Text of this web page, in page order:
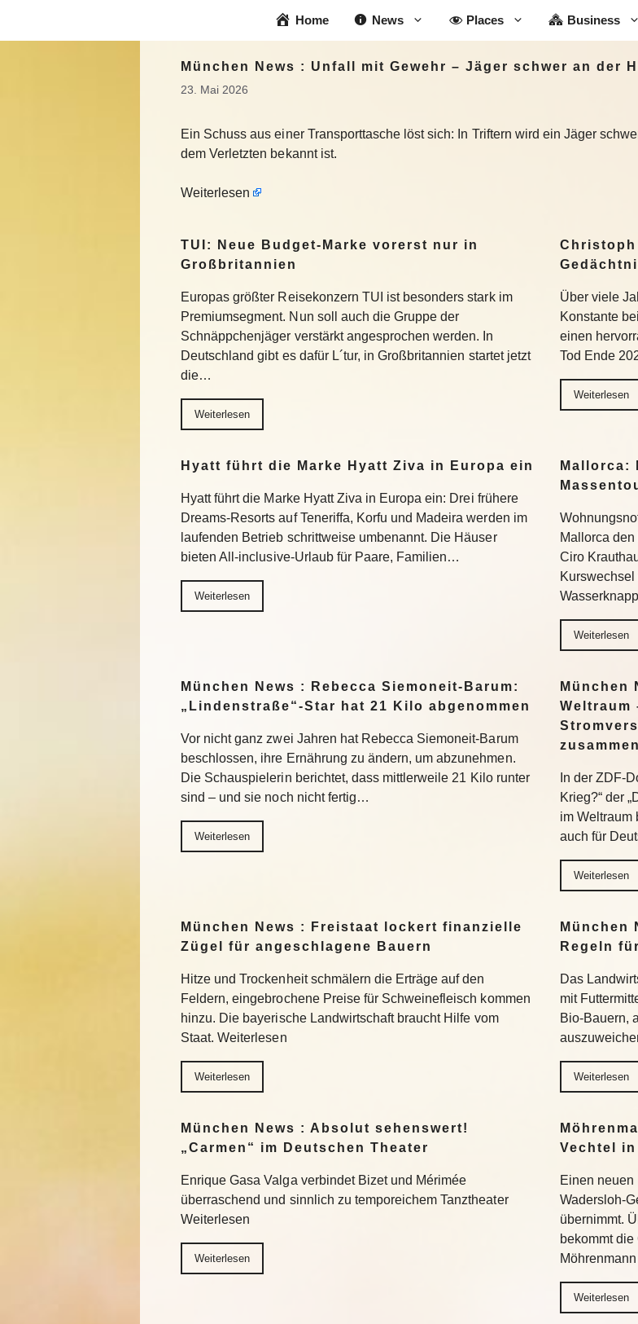
Home News Places Business
München News : Unfall mit Gewehr – Jäger schwer an der
23. Mai 2026
Ein Schuss aus einer Transporttasche löst sich: In Triftern wird ein Jäger
dem Verletzten bekannt ist.
Weiterlesen
TUI: Neue Budget-Marke vorerst nur in
Großbritannien
Europas größter Reisekonzern TUI ist besonders stark im
Premiumsegment. Nun soll auch die Gruppe der
Schnäppchenjäger verstärkt angesprochen werden. In
Deutschland gibt es dafür L´tur, in Großbritannien startet jetzt
die…
Weiterlesen
Über viele
Konstante
einen
Tod Ende
Weiterlesen
Hyatt führt die Marke Hyatt Ziva in Europa ein
Hyatt führt die Marke Hyatt Ziva in Europa ein: Drei frühere
Dreams-Resorts auf Teneriffa, Korfu und Madeira werden im
laufenden Betrieb schrittweise umbenannt. Die Häuser
bieten All-inclusive-Urlaub für Paare, Familien…
Weiterlesen
Mallorca:
Mallorca
Ciro
Weiterlesen
München News : Rebecca Siemoneit-Barum:
„Lindenstraße“-Star hat 21 Kilo abgenommen
Vor nicht ganz zwei Jahren hat Rebecca Siemoneit-Barum
beschlossen, ihre Ernährung zu ändern, um abzunehmen.
Die Schauspielerin berichtet, dass mittlerweile 21 Kilo runter
sind – und sie noch nicht fertig…
Weiterlesen
München
Weltraum
In der ZDF-
Krieg?“ der
im Weltraum
auch für
Weiterlesen
München News : Freistaat lockert finanzielle
Zügel für angeschlagene Bauern
Hitze und Trockenheit schmälern die Erträge auf den
Feldern, eingebrochene Preise für Schweinefleisch kommen
hinzu. Die bayerische Landwirtschaft braucht Hilfe vom
Staat. Weiterlesen
Weiterlesen
München
Regeln
Das
mit
Bio-Bauern,
Weiterlesen
München News : Absolut sehenswert!
„Carmen“ im Deutschen Theater
Enrique Gasa Valga verbindet Bizet und Mérimée
überraschend und sinnlich zu temporeichem Tanztheater
Weiterlesen
Weiterlesen
Vechtel in
Einen neuen
Wadersloh-
übernimmt.
bekommt
Weiterlesen